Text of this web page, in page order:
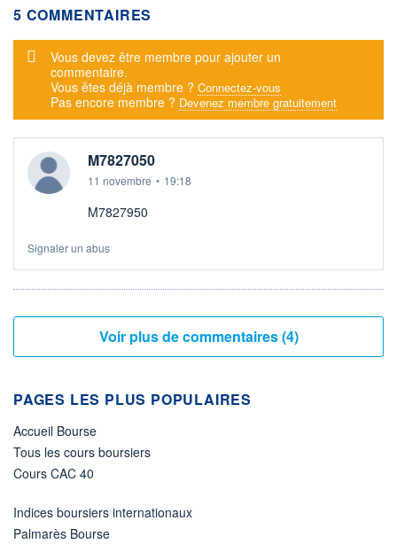
5 COMMENTAIRES
Message d'alerte
Vous devez être membre pour ajouter un
commentaire.
Vous êtes déjà membre ? Connectez-vous
Pas encore membre ? Devenez membre gratuitement
M7827050
11 novembre • 19:18
M7827950
Signaler un abus
Voir plus de commentaires (4)
PAGES LES PLUS POPULAIRES
Accueil Bourse
Tous les cours boursiers
Cours CAC 40
Indices boursiers internationaux
Palmarès Bourse